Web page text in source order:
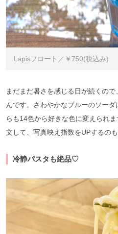
Lapisフロート／￥750(税込み)
まだまだ暑さを感じる日が続くの
んです。さわやかなブルーのソー
らも14色から好きな色に変えられ
文して、写真映え指数をUPするの
冷静パスタも絶品♡